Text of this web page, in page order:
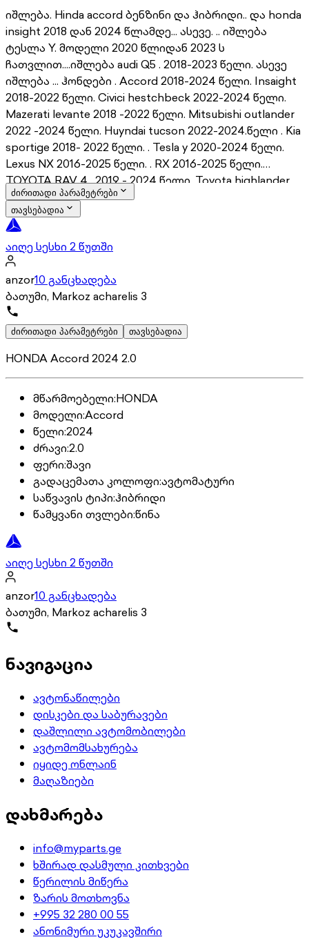
იშლება. Hinda accord ბენზინი და ჰიბრიდი.. და honda
insight 2018 დან 2024 წლამდე... ასევე. .. იშლება
ტესლა Y. მოდელი 2020 წლიდან 2023 ს
ჩათვლით....იშლება audi Q5 . 2018-2023 წელი. ასევე
იშლება ... ჰონდები . Accord 2018-2024 წელი. Insaight
2018-2022 წელი. Civici hestchbeck 2022-2024 წელი.
Mazerati levante 2018 -2022 წელი. Mitsubishi outlander
2022 -2024 წელი. Huyndai tucson 2022-2024.წელი . Kia
sportige 2018- 2022 წელი. . Tesla y 2020-2024 წელი.
Lexus NX 2016-2025 წელი. . RX 2016-2025 წელი.
TOYOTA RAV 4 . 2019 - 2024 წელი. Toyota highlander
2020-2024
ძირითადი პარამეტრები
თავსებადია
აიღე სესხი 2 წუთში
anzor10 განცხადება
ბათუმი, Markoz acharelis 3
ძირითადი პარამეტრები თავსებადია
HONDA Accord 2024 2.0
მწარმოებელი:HONDA
მოდელი:Accord
წელი:2024
ძრავი:2.0
ფერი:შავი
გადაცემათა კოლოფი:ავტომატური
საწვავის ტიპი:ჰიბრიდი
წამყვანი თვლები:წინა
აიღე სესხი 2 წუთში
anzor10 განცხადება
ბათუმი, Markoz acharelis 3
ნავიგაცია
ავტონაწილები
დისკები და საბურავები
დაშლილი ავტომობილები
ავტომომსახურება
იყიდე ონლაინ
მაღაზიები
დახმარება
info@myparts.ge
ხშირად დასმული კითხვები
წერილის მიწერა
ზარის მოთხოვნა
+995 32 280 00 55
ანონიმური უკუკავშირი